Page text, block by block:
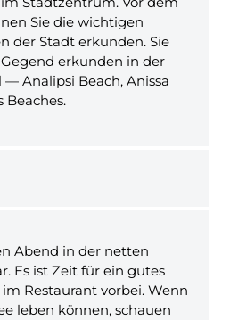
Sie die wichtigen
der Stadt erkunden. Sie
erkunden in der
— Analipsi Beach, Anissa
Beaches.
Abend in der netten
Es ist Zeit für ein gutes
im Restaurant vorbei. Wenn
leben können, schauen